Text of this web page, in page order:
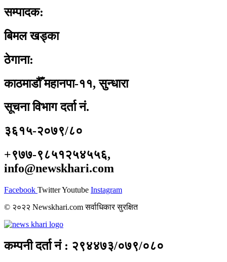
सम्पादक:
बिमल खड्का
ठेगाना:
काठमाडौँ महानपा-११, सुन्धारा
सूचना विभाग दर्ता नं.
३६१५-२०७९/८०
+९७७-९८५१२५४५५६,
info@newskhari.com
Facebook TwitterYoutube Instagram
© २०२२ Newskhari.com सर्वाधिकार सुरक्षित
कम्पनी दर्ता नं : २९४४७३/०७९/०८०